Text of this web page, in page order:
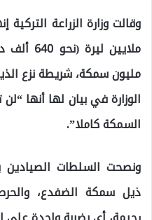
ملايين
مليون سمكة، شريطة نزع
الوزارة في بيان لها أنها
السمكة كاملا”.
ونصحت السلطات الصيادين
ذيل سمكة الضفدع،